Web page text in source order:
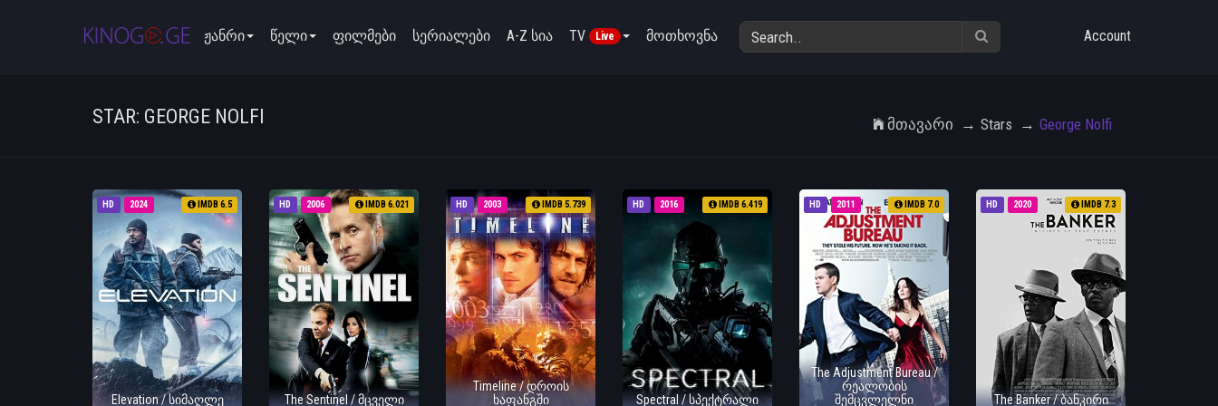
ჟანრი წელი ფილმები სერიალები A-Z სია TV Live მოთხოვნა Account
STAR: GEORGE NOLFI Მთავარი Stars George Nolfi
HD 2024 IMDB 6.5
Elevation / სიმაღლე
HD 2006 IMDB 6.021
The Sentinel / მცველი
HD 2003 IMDB 5.739
Timeline / დროის
ხაფანგში
HD 2016 IMDB 6.419
Spectral / სპექტრალი
HD 2011 IMDB 7.0
The Adjustment Bureau /
რეალობის
შემცვლელნი
HD 2020 IMDB 7.3
The Banker / ბანკირი